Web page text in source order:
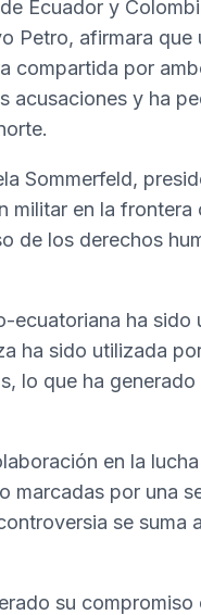
Ecuador y
Petro, afirmara
compartida por
acusaciones y ha
Sommerfeld,
militar en la
de los derechos
ecuatoriana ha
ha sido utilizada
lo que ha
en la
marcadas por una
se suma
su